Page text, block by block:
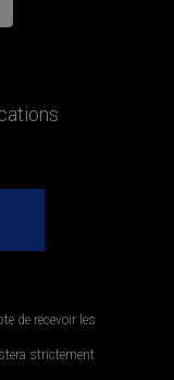
de recevoir les
strictement